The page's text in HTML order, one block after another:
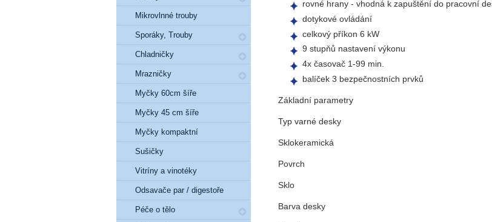
rovné hrany - vhodná k zapuštění do pracovní
dotykové ovládání
celkový příkon 6 kW
9 stupňů nastavení výkonu
4x časovač 1-99 min.
balíček 3 bezpečnostních prvků
Základní parametry
Typ varné desky
Sklokeramická
Povrch
Sklo
Barva desky
Mikrovlnné trouby
Sporáky, Trouby
Chladničky
Mrazničky
Myčky 60cm šíře
Myčky 45 cm šíře
Myčky kompaktní
Sušičky
Vitríny a vinotéky
Odsavače par / digestoře
Péče o tělo